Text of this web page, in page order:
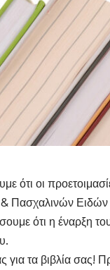
ότι οι
Πασχαλινών Ειδών
ότι η έναρξη
για τα βιβλία σας!